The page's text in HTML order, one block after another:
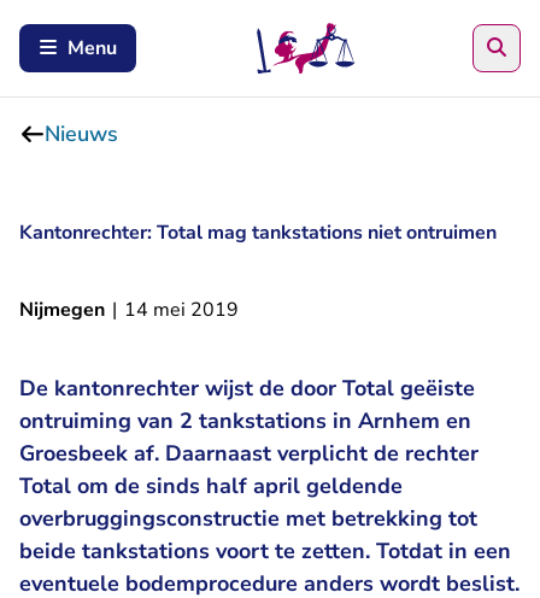
Menu
Nieuws
Kantonrechter: Total mag tankstations niet ontruimen
Nijmegen | 14 mei 2019
De kantonrechter wijst de door Total geëiste
ontruiming van 2 tankstations in Arnhem en
Groesbeek af. Daarnaast verplicht de rechter
Total om de sinds half april geldende
overbruggingsconstructie met betrekking tot
beide tankstations voort te zetten. Totdat in een
eventuele bodemprocedure anders wordt beslist.